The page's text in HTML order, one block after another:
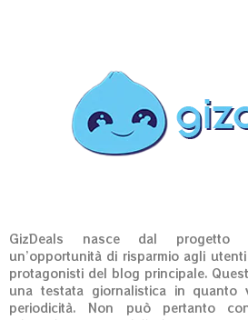
GizDeals nasce dal progetto
un’opportunità di risparmio agli
protagonisti del blog principale.
una testata giornalistica in quanto
periodicità. Non può pertanto